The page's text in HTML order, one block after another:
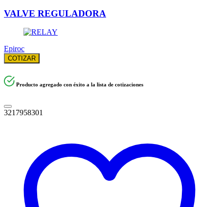
VALVE REGULADORA
Epiroc
COTIZAR
Producto agregado con éxito a la lista de cotizaciones
3217958301